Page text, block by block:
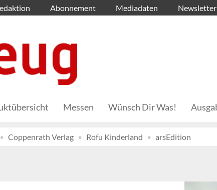
Abonnement Mediadaten Newsletter
Messen Wünsch Dir Was!
Coppenrath Verlag Rofu Kinderland arsEdition